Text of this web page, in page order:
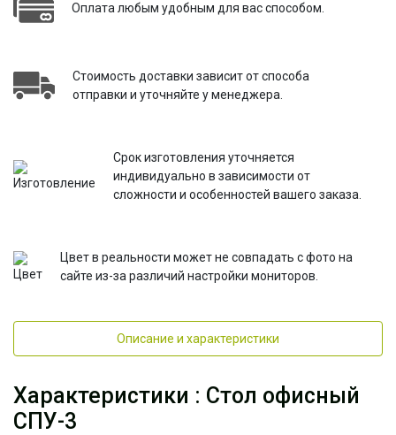
Оплата любым удобным для вас способом.
Стоимость доставки зависит от способа
отправки и уточняйте у менеджера.
Срок изготовления уточняется
индивидуально в зависимости от
сложности и особенностей вашего заказа.
Цвет в реальности может не совпадать с фото на
сайте из-за различий настройки мониторов.
Описание и характеристики
Характеристики : Стол офисный
СПУ-3